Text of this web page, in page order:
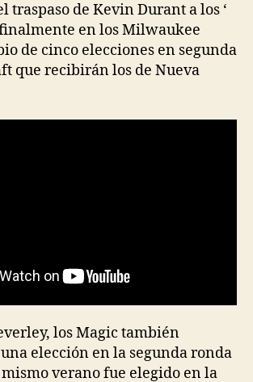
traspaso de Kevin Durant a los ‘
finalmente en los Milwaukee
de cinco elecciones en segunda
que recibirán los de Nueva
los Magic también
elección en la segunda ronda
verano fue elegido en la